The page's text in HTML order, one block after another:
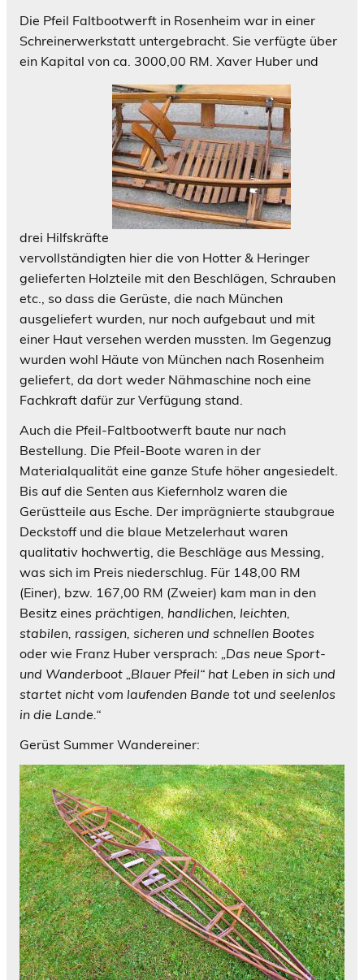
Die Pfeil Faltbootwerft in Rosenheim war in einer
Schreinerwerkstatt untergebracht. Sie verfügte über
ein Kapital von ca. 3000,00 RM. Xaver Huber und
drei Hilfskräfte
vervollständigten hier die von Hotter & Heringer
gelieferten Holzteile mit den Beschlägen, Schrauben
etc., so dass die Gerüste, die nach München
ausgeliefert wurden, nur noch aufgebaut und mit
einer Haut versehen werden mussten. Im Gegenzug
wurden wohl Häute von München nach Rosenheim
geliefert, da dort weder Nähmaschine noch eine
Fachkraft dafür zur Verfügung stand.
Auch die Pfeil-Faltbootwerft baute nur nach
Bestellung. Die Pfeil-Boote waren in der
Materialqualität eine ganze Stufe höher angesiedelt.
Bis auf die Senten aus Kiefernholz waren die
Gerüstteile aus Esche. Der imprägnierte staubgraue
Deckstoff und die blaue Metzelerhaut waren
qualitativ hochwertig, die Beschläge aus Messing,
was sich im Preis niederschlug. Für 148,00 RM
(Einer), bzw. 167,00 RM (Zweier) kam man in den
Besitz eines prächtigen, handlichen, leichten,
stabilen, rassigen, sicheren und schnellen Bootes
oder wie Franz Huber versprach: „Das neue Sport-
und Wanderboot „Blauer Pfeil“ hat Leben in sich und
startet nicht vom laufenden Bande tot und seelenlos
in die Lande.“
Gerüst Summer Wandereiner: